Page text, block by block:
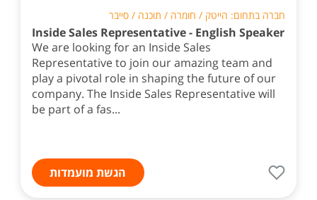
חברה בתחום: הייטק / חומרה / תוכנה / סייבר
Inside Sales Representative - English Speaker
We are looking for an Inside Sales
Representative to join our amazing team and
play a pivotal role in shaping the future of our
company. The Inside Sales Representative will
be part of a fas...
הגשת מועמדות